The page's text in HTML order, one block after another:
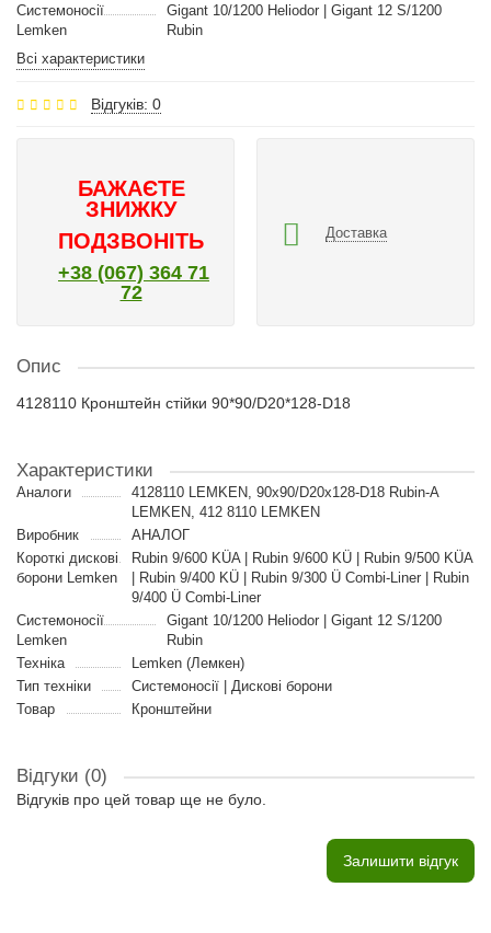
Системоносії
Lemken
Gigant 10/1200 Heliodor | Gigant 12 S/1200
Rubin
Всі характеристики
Відгуків: 0
БАЖАЄТЕ
ЗНИЖКУ
ПОДЗВОНІТЬ
+38 (067) 364 71
72
Доставка
Опис
4128110 Кронштейн стійки 90*90/D20*128-D18
Характеристики
Аналоги
4128110 LEMKEN, 90x90/D20x128-D18 Rubin-A
LEMKEN, 412 8110 LEMKEN
Виробник
АНАЛОГ
Короткі дискові
борони Lemken
Rubin 9/600 KÜA | Rubin 9/600 KÜ | Rubin 9/500 KÜA
| Rubin 9/400 KÜ | Rubin 9/300 Ü Combi-Liner | Rubin
9/400 Ü Combi-Liner
Системоносії
Lemken
Gigant 10/1200 Heliodor | Gigant 12 S/1200
Rubin
Техніка
Lemken (Лемкен)
Тип техніки
Системоносії | Дискові борони
Товар
Кронштейни
Відгуки (0)
Відгуків про цей товар ще не було.
Залишити відгук